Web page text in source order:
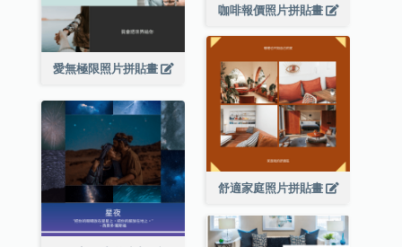
愛無極限照片拼貼畫
咖啡報價照片拼貼畫
舒適家庭照片拼貼畫